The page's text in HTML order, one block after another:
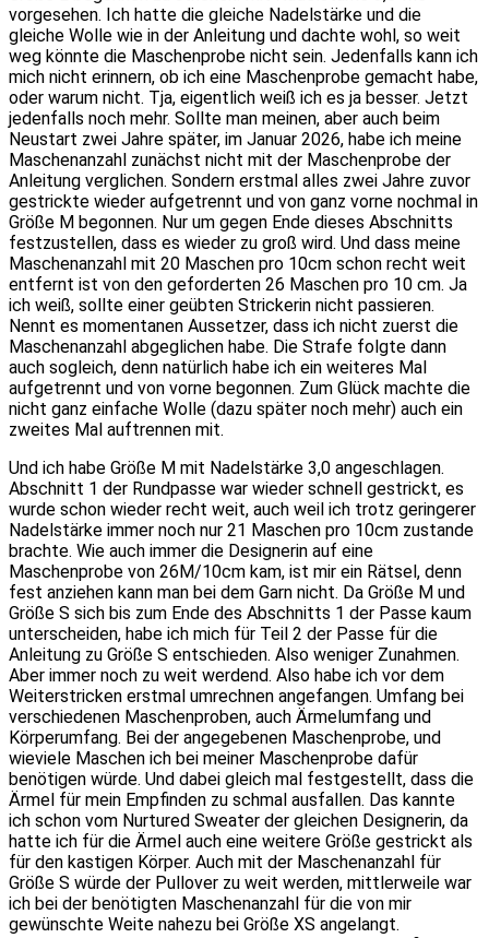
vorgesehen. Ich hatte die gleiche Nadelstärke und die
gleiche Wolle wie in der Anleitung und dachte wohl, so weit
weg könnte die Maschenprobe nicht sein. Jedenfalls kann ich
mich nicht erinnern, ob ich eine Maschenprobe gemacht habe,
oder warum nicht. Tja, eigentlich weiß ich es ja besser. Jetzt
jedenfalls noch mehr. Sollte man meinen, aber auch beim
Neustart zwei Jahre später, im Januar 2026, habe ich meine
Maschenanzahl zunächst nicht mit der Maschenprobe der
Anleitung verglichen. Sondern erstmal alles zwei Jahre zuvor
gestrickte wieder aufgetrennt und von ganz vorne nochmal in
Größe M begonnen. Nur um gegen Ende dieses Abschnitts
festzustellen, dass es wieder zu groß wird. Und dass meine
Maschenanzahl mit 20 Maschen pro 10cm schon recht weit
entfernt ist von den geforderten 26 Maschen pro 10 cm. Ja
ich weiß, sollte einer geübten Strickerin nicht passieren.
Nennt es momentanen Aussetzer, dass ich nicht zuerst die
Maschenanzahl abgeglichen habe. Die Strafe folgte dann
auch sogleich, denn natürlich habe ich ein weiteres Mal
aufgetrennt und von vorne begonnen. Zum Glück machte die
nicht ganz einfache Wolle (dazu später noch mehr) auch ein
zweites Mal auftrennen mit.
Und ich habe Größe M mit Nadelstärke 3,0 angeschlagen.
Abschnitt 1 der Rundpasse war wieder schnell gestrickt, es
wurde schon wieder recht weit, auch weil ich trotz geringerer
Nadelstärke immer noch nur 21 Maschen pro 10cm zustande
brachte. Wie auch immer die Designerin auf eine
Maschenprobe von 26M/10cm kam, ist mir ein Rätsel, denn
fest anziehen kann man bei dem Garn nicht. Da Größe M und
Größe S sich bis zum Ende des Abschnitts 1 der Passe kaum
unterscheiden, habe ich mich für Teil 2 der Passe für die
Anleitung zu Größe S entschieden. Also weniger Zunahmen.
Aber immer noch zu weit werdend. Also habe ich vor dem
Weiterstricken erstmal umrechnen angefangen. Umfang bei
verschiedenen Maschenproben, auch Ärmelumfang und
Körperumfang. Bei der angegebenen Maschenprobe, und
wieviele Maschen ich bei meiner Maschenprobe dafür
benötigen würde. Und dabei gleich mal festgestellt, dass die
Ärmel für mein Empfinden zu schmal ausfallen. Das kannte
ich schon vom Nurtured Sweater der gleichen Designerin, da
hatte ich für die Ärmel auch eine weitere Größe gestrickt als
für den kastigen Körper. Auch mit der Maschenanzahl für
Größe S würde der Pullover zu weit werden, mittlerweile war
ich bei der benötigten Maschenanzahl für die von mir
gewünschte Weite nahezu bei Größe XS angelangt.